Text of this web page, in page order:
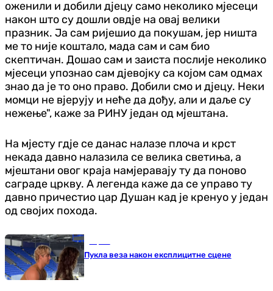
оженили и добили дјецу само неколико мјесеци
након што су дошли овдје на овај велики
празник. Ја сам ријешио да покушам, јер ништа
ме то није коштало, мада сам и сам био
скептичан. Дошао сам и заиста послије неколико
мјесеци упознао сам дјевојку са којом сам одмах
знао да је то оно право. Добили смо и дјецу. Неки
момци не вјерују и неће да дођу, али и даље су
нежење", каже за РИНУ један од мјештана.
На мјесту гдје се данас налазе плоча и крст
некада давно налазила се велика светиња, а
мјештани овог краја намјеравају ту да поново
саграде цркву. А легенда каже да се управо ту
давно причестио цар Душан кад је кренуо у један
од својих похода.
Пукла веза након експлицитне сцене